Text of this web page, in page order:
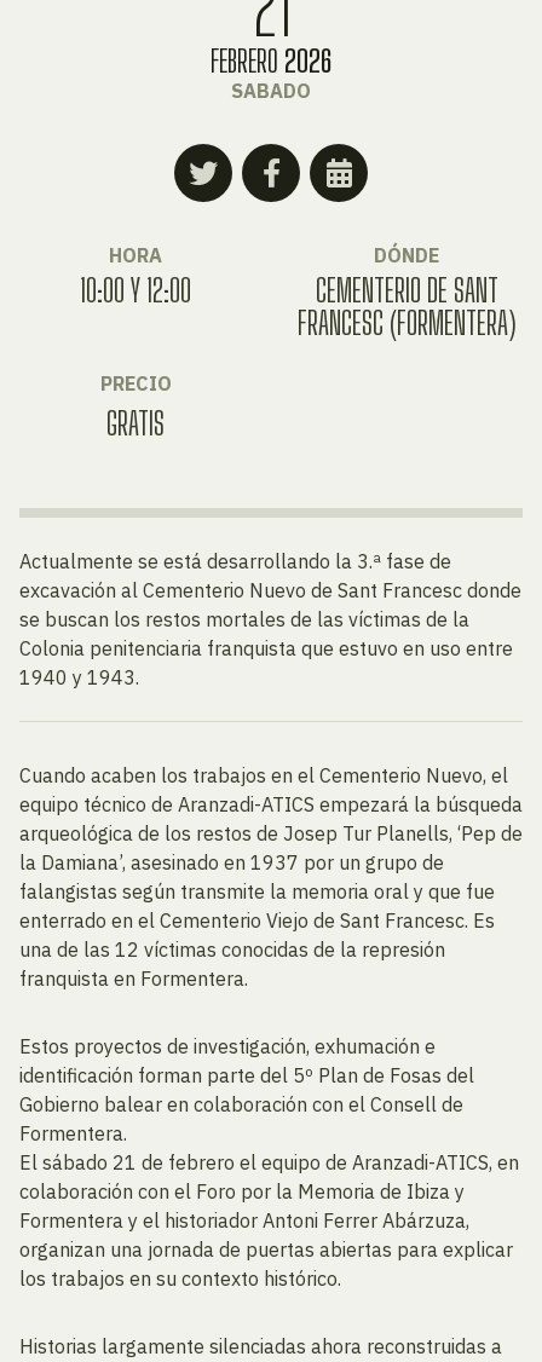
FEBRERO 2026
SABADO
HORA
10:00 Y 12:00
DÓNDE
CEMENTERIO DE SANT
FRANCESC (FORMENTERA)
PRECIO
GRATIS
Actualmente se está desarrollando la 3.ª fase de
excavación al Cementerio Nuevo de Sant Francesc donde
se buscan los restos mortales de las víctimas de la
Colonia penitenciaria franquista que estuvo en uso entre
1940 y 1943.
Cuando acaben los trabajos en el Cementerio Nuevo, el
equipo técnico de Aranzadi-ATICS empezará la búsqueda
arqueológica de los restos de Josep Tur Planells, ‘Pep de
la Damiana’, asesinado en 1937 por un grupo de
falangistas según transmite la memoria oral y que fue
enterrado en el Cementerio Viejo de Sant Francesc. Es
una de las 12 víctimas conocidas de la represión
franquista en Formentera.
Estos proyectos de investigación, exhumación e
identificación forman parte del 5º Plan de Fosas del
Gobierno balear en colaboración con el Consell de
Formentera.
El sábado 21 de febrero el equipo de Aranzadi-ATICS, en
colaboración con el Foro por la Memoria de Ibiza y
Formentera y el historiador Antoni Ferrer Abárzuza,
organizan una jornada de puertas abiertas para explicar
los trabajos en su contexto histórico.
Historias largamente silenciadas ahora reconstruidas a